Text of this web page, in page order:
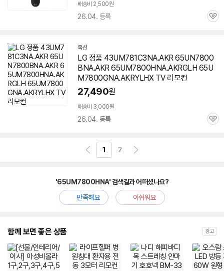
배송비 2,500원
26.04. 등록
관
옥션
LG 정품 43UM781C3NA.AKR 65UN7800
BNA.AKR 65UM7800HNA.AKRGLH 65U
M7800GNA.AKRYLHX TV 리모컨
27,490원
배송비 3,000원
26.04. 등록
관
1 2
'65UM7800HNA' 검색결과 어떠셨나요?
만족해요
아쉬워요
함께 보면 좋은 상품 광고